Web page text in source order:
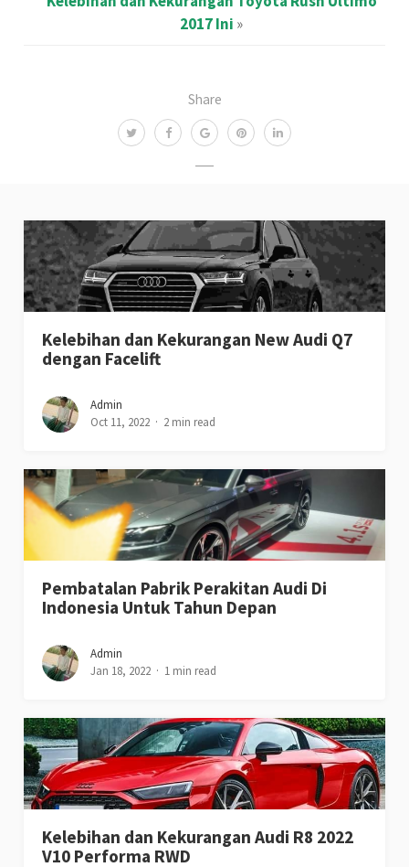
Share
2017 Ini »
Kelebihan dan Kekurangan New Audi Q7
dengan Facelift
Admin
Oct 11, 2022
2 min read
Pembatalan Pabrik Perakitan Audi Di
Indonesia Untuk Tahun Depan
Admin
Jan 18, 2022
1 min read
Kelebihan dan Kekurangan Audi R8 2022
V10 Performa RWD